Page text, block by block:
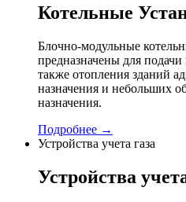
Котельные
Блочно-модульные
предназначены для
также отопления зданий
назначения и небольших
назначения.
Подробнее →
Устройства учета газа
Устройства